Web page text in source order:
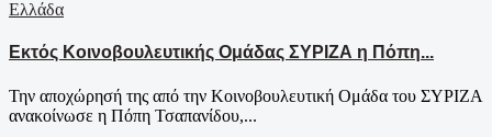
Ελλάδα
Εκτός Κοινοβουλευτικής Ομάδας ΣΥΡΙΖΑ η Πόπη...
Την αποχώρησή της από την Κοινοβουλευτική Ομάδα του ΣΥΡΙΖΑ
ανακοίνωσε η Πόπη Τσαπανίδου,...